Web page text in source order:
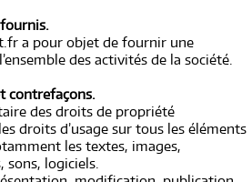
a pour objet de fournir une
des activités de la société.
contrefaçons.
des droits de propriété
droits d’usage sur tous les éléments
les textes, images,
sons, logiciels.